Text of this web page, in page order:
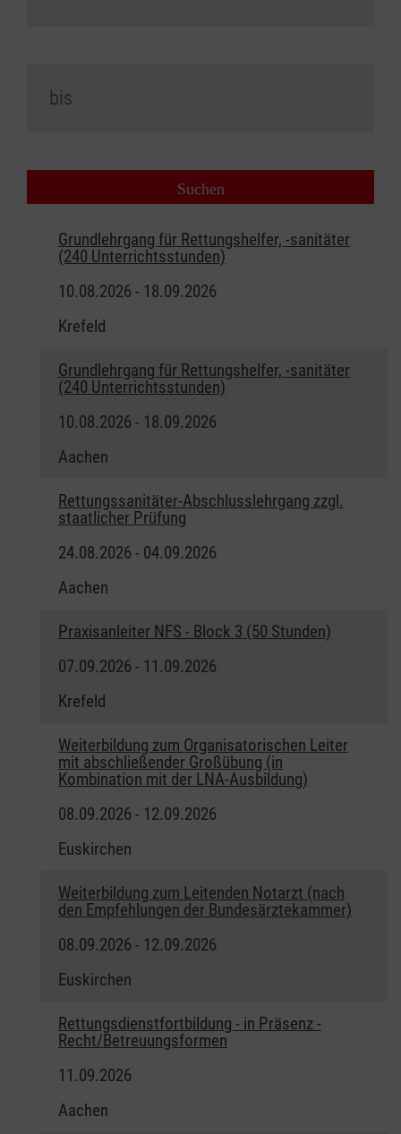
Grundlehrgang für Rettungshelfer, -sanitäter
(240 Unterrichtsstunden)
10.08.2026 - 18.09.2026
Krefeld
Grundlehrgang für Rettungshelfer, -sanitäter
(240 Unterrichtsstunden)
10.08.2026 - 18.09.2026
Aachen
Rettungssanitäter-Abschlusslehrgang zzgl.
staatlicher Prüfung
24.08.2026 - 04.09.2026
Aachen
Praxisanleiter NFS - Block 3 (50 Stunden)
07.09.2026 - 11.09.2026
Krefeld
Weiterbildung zum Organisatorischen Leiter
mit abschließender Großübung (in
Kombination mit der LNA-Ausbildung)
08.09.2026 - 12.09.2026
Euskirchen
Weiterbildung zum Leitenden Notarzt (nach
den Empfehlungen der Bundesärztekammer)
08.09.2026 - 12.09.2026
Euskirchen
Rettungsdienstfortbildung - in Präsenz -
Recht/Betreuungsformen
11.09.2026
Aachen